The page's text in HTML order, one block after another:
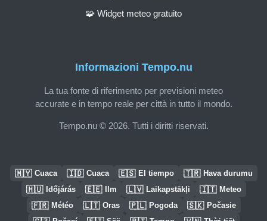
Informazioni Tempo.nu
La tua fonte di riferimento per previsioni meteo
accurate e in tempo reale per città in tutto il mondo.
Tempo.nu © 2026. Tutti i diritti riservati.
🧩 Widget meteo gratuito
🇲🇾 Cuaca 🇮🇩 Cuaca 🇪🇸 El tiempo 🇹🇷 Hava durumu
🇭🇺 Időjárás 🇪🇪 Ilm 🇱🇻 Laikapstākļi 🇮🇹 Meteo
🇫🇷 Météo 🇱🇹 Oras 🇵🇱 Pogoda 🇸🇰 Počasie